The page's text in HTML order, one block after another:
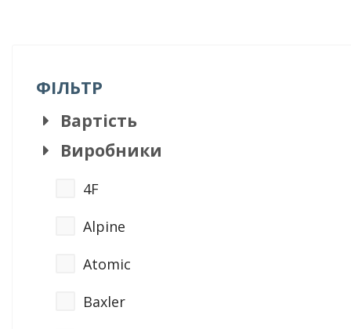
ФІЛЬТР
Вартість
Виробники
4F
Alpine
Atomic
Baxler